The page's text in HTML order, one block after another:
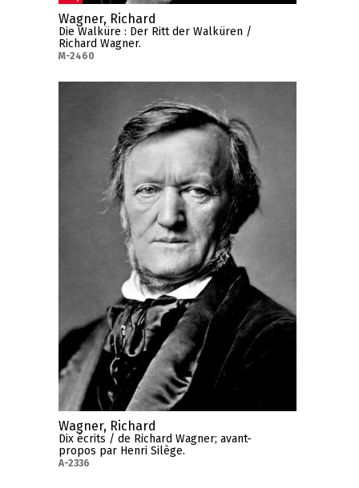
Wagner, Richard
Die Walküre : Der Ritt der Walküren /
Richard Wagner.
M-2460
Wagner, Richard
Dix écrits / de Richard Wagner; avant-
propos par Henri Silège.
A-2336